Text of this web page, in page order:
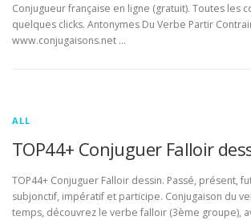
Conjugueur française en ligne (gratuit). Toutes les
quelques clicks. Antonymes Du Verbe Partir
www.conjugaisons.net …
ALL
TOP44+ Conjuguer Falloir
TOP44+ Conjuguer Falloir dessin. Passé, présent,
subjonctif, impératif et participe. Conjugaison du
temps, découvrez le verbe falloir (3ème groupe),